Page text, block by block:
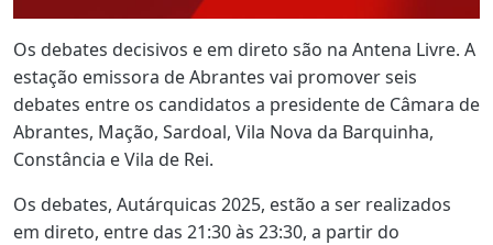
Os debates decisivos e em direto são na Antena Livre. A
estação emissora de Abrantes vai promover seis
debates entre os candidatos a presidente de Câmara de
Abrantes, Mação, Sardoal, Vila Nova da Barquinha,
Constância e Vila de Rei.
Os debates, Autárquicas 2025, estão a ser realizados
em direto, entre das 21:30 às 23:30, a partir do